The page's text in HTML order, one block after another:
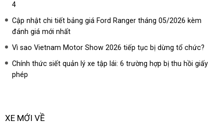
4
Cập nhật chi tiết bảng giá Ford Ranger tháng 05/2026 kèm
đánh giá mới nhất
Vì sao Vietnam Motor Show 2026 tiếp tục bị dừng tổ chức?
Chính thức siết quản lý xe tập lái: 6 trường hợp bị thu hồi giấy
phép
XE MỚI VỀ